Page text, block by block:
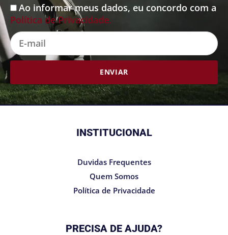
Ao informar meus dados, eu concordo com a
Política de Privacidade.
E-
mail
ENVIAR
INSTITUCIONAL
Duvidas Frequentes
Quem Somos
Política de Privacidade
PRECISA DE AJUDA?